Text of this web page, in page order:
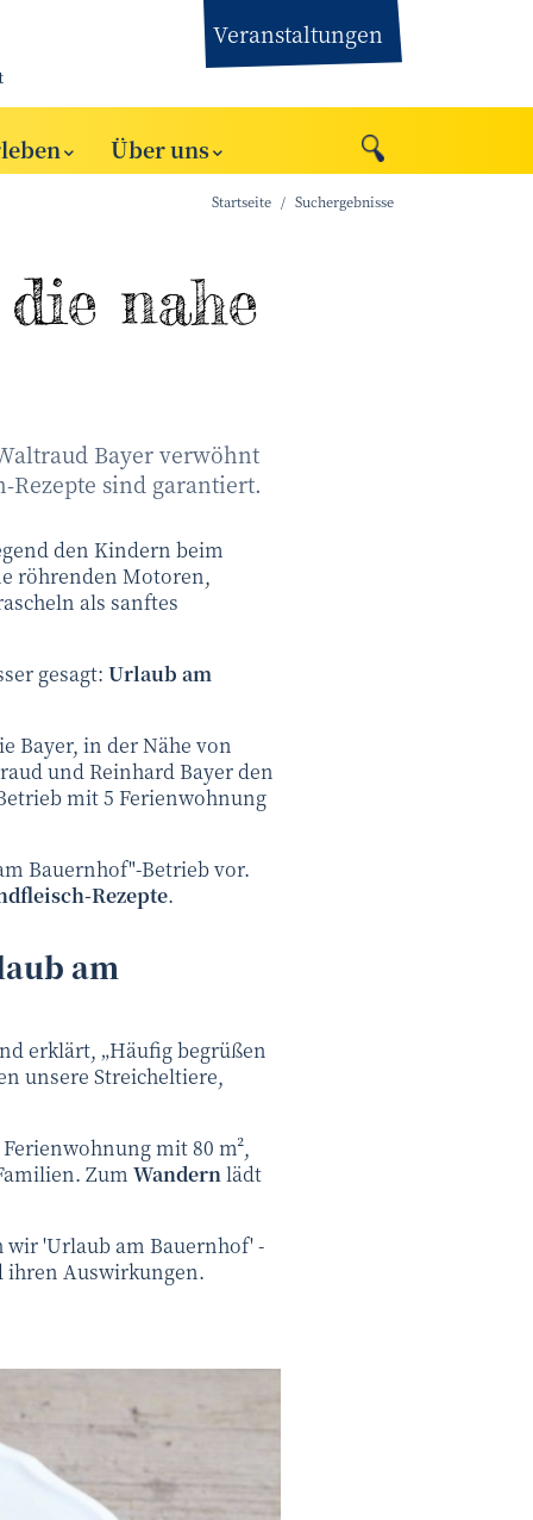
Veranstaltungen
Über uns
Startseite Suchergebnisse
nahe
Bayer verwöhnt
sind garantiert.
den Kindern beim
röhrenden Motoren,
als sanftes
gesagt: Urlaub am
Bayer, in der Nähe von
und Reinhard Bayer den
mit 5 Ferienwohnung
Bauernhof"-Betrieb vor.
Rezepte.
am
erklärt, „Häufig begrüßen
unsere Streicheltiere,
mit 80 m²,
Zum Wandernlädt
'Urlaub am Bauernhof' -
ihren Auswirkungen.